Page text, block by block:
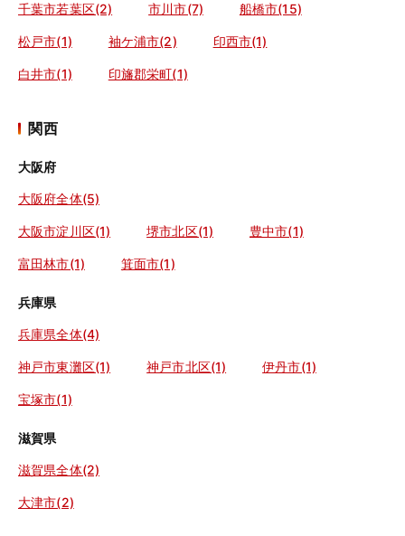
千葉市若葉区(2) 市川市(7) 船橋市(15)
松戸市(1) 袖ケ浦市(2) 印西市(1)
白井市(1) 印旛郡栄町(1)
関西
大阪府
大阪府全体(5)
大阪市淀川区(1) 堺市北区(1) 豊中市(1)
富田林市(1) 箕面市(1)
兵庫県
兵庫県全体(4)
神戸市東灘区(1) 神戸市北区(1) 伊丹市(1)
宝塚市(1)
滋賀県
滋賀県全体(2)
大津市(2)